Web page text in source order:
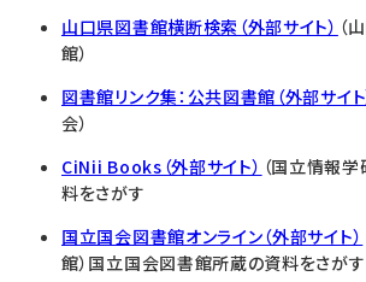
山口県図書館横断検索（外部サイト） （
館）
図書館リンク集：公共図書館（外部サイト
会）
CiNii Books（外部サイト） （国立情報
料をさがす
国立国会図書館オンライン（外部サイト）
館）国立国会図書館所蔵の資料をさがす